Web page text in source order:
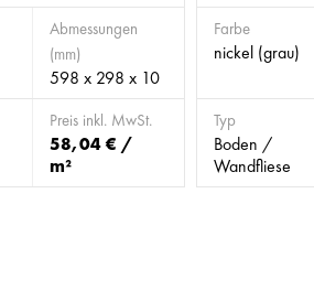
Abmessungen
(mm)
598 x 298 x 10
Preis inkl. MwSt.
58,04 € /
m²
Farbe
nickel (grau)
Typ
Boden /
Wandfliese